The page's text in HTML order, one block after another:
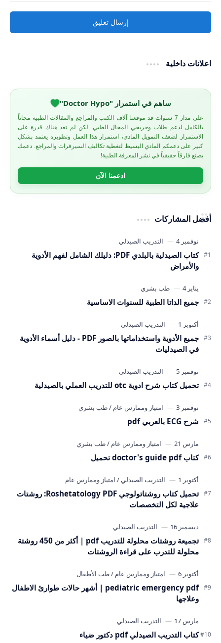
إرسال تعليق
اعلانات داخلية
ساهم في استمرار "Doctor Hypo"
على مدار 7 سنوات قد موقعنا آلاف الكتب والمراجع والمقالات الطبية مجاناً
بالكامل لدعم طلاب وخريجي المجال الطبي. لكن لم تعد هناك قدرة على
الاستمرار لضعف التمويل المادي، استمرار هذا العمل وتطويره يعتمد بشكل
كبير على دعمكم المادي البسيط لتغطية تكاليف السيرفرات والمراجع. دعمك
يصنع فارقاً حقيقياً في نشر المعرفة الطبية!
ادعمنا الآن
أفضل المشاركات
كتاب الصيدلية بالبلدي PDF: دليلك الشامل لفهم الأدوية
والأمراض
جميع الداتا الطبية للسنوات الاساسية
جميع الأدوية واستخداماتها بالصور PDF - دليل أسماء الأدوية
في الصيدليات
تحميل كتاب شرح ادوية otc للتدريب العملي بالصيدلية
شرح ECG بالعربي pdf
كتاب doctor's guide pdf تحميل
تحميل كتاب روشتاتولوجي Roshetatology PDF: روشتات
علاجية لكل التخصصات
تجميعة روشتات محلولة للتدريب pdf | أكثر من 450 روشتة
محلولة للتدرب على قراءة الروشتات
pediatric emergency pdf | أشهر حالات طوارئ الاطفال
وعلاجها
كتاب التدريب الصيدلي pdf دكتور ضياء